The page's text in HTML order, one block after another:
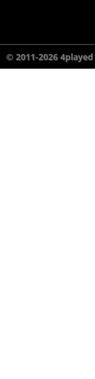
© 2011-2026 4played